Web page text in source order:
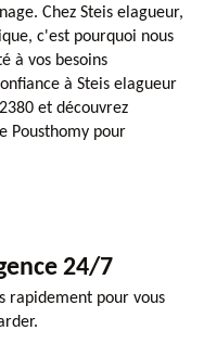
Chez Steis elagueur,
c'est pourquoi nous
à vos besoins
à Steis elagueur
et découvrez
Pousthomy pour
24/7
rapidement pour vous